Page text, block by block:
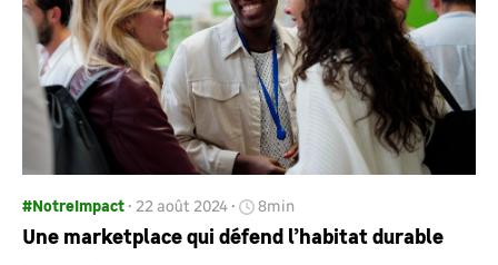
#NotreImpact 22 août 2024 8min
Une marketplace qui défend l’habitat durable